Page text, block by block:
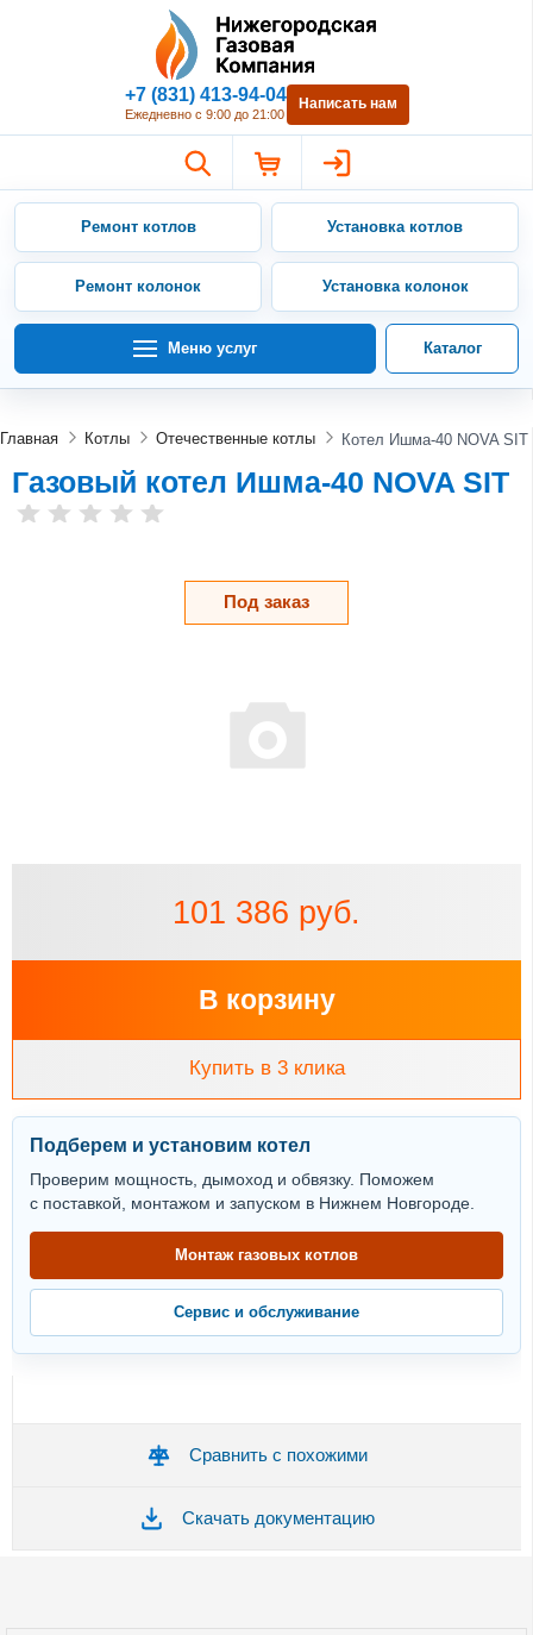
Нижегородская Газовая
+7 (831) 413-94-04
Ежедневно с 9:00 до 21:00
Написать нам
Ремонт котлов Установка котлов
Ремонт колонок Установка колонок
Меню услуг Каталог
Главная Котлы Отечественные котлы Котел Ишма-40 NOVA SIT
Газовый котел Ишма-40 NOVA SIT
Под заказ
101 386 руб.
В корзину
Купить в 3 клика
Подберем и установим котел
Проверим мощность, дымоход и обвязку. Поможем
с поставкой, монтажом и запуском в Нижнем Новгороде.
Монтаж газовых котлов
Сервис и обслуживание
Сравнить с похожими
Скачать документацию